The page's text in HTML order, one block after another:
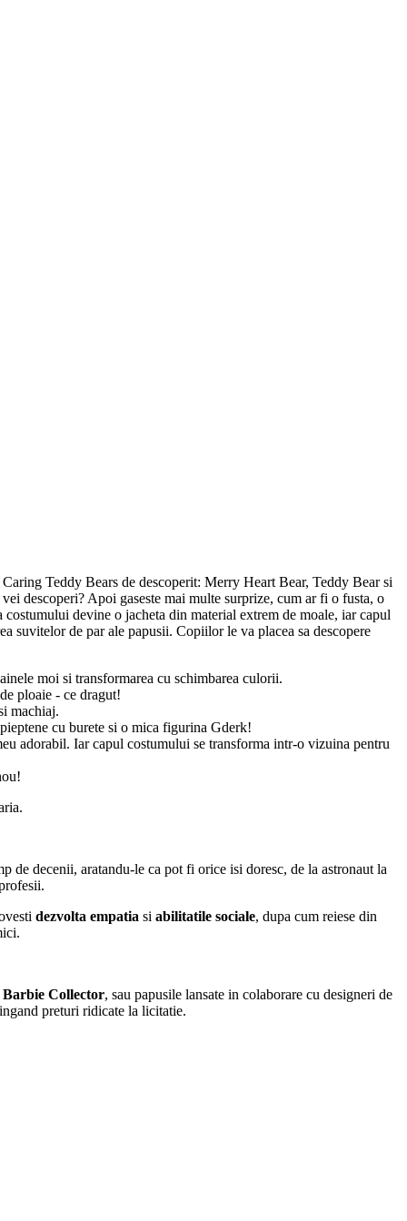
Teddy Bears de descoperit: Merry Heart Bear, Teddy Bear si
descoperi? Apoi gaseste mai multe surprize, cum ar fi o fusta, o
devine o jacheta din material extrem de moale, iar capul
suvitelor de par ale papusii. Copiilor le va placea sa descopere
moi si transformarea cu schimbarea culorii.
ploaie - ce dragut!
machiaj.
cu burete si o mica figurina Gderk!
adorabil. Iar capul costumului se transforma intr-o vizuina pentru
de decenii, aratandu-le ca pot fi orice isi doresc, de la astronaut la
dezvolta empatia si abilitatile sociale, dupa cum reiese din
Barbie Collector, sau papusile lansate in colaborare cu designeri de
preturi ridicate la licitatie.